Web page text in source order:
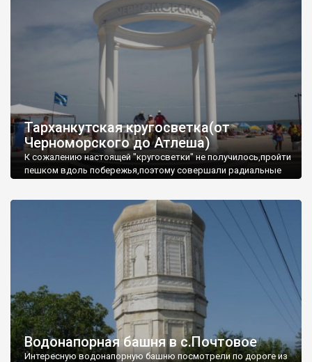
Тарханкутская кругосветка(от
Черноморского до Атлеша)
К сожалению настоящей "кругосветки" не получилось,пройти
пешком вдоль побережья,поэтому совершали радиальные
Водонапорная башня в с.Почтовое
Интересную водонапорную башню посмотрели по дороге из